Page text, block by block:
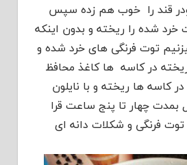
قند را خوب هم زده سپس
شده را ریخته و بدون اینکه
توت فرنگی های خرد شده و
در کاسه ها کاغذ محافظ
در کاسه ها ریخته و با نایلون
بمدت چهار تا پنج ساعت قرا
فرنگی و شکلات دانه ای